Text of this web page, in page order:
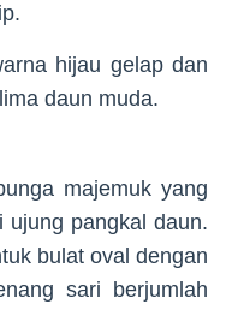
hijau gelap dan
daun muda.
majemuk yang
ujung pangkal daun.
bulat oval dengan
sari berjumlah